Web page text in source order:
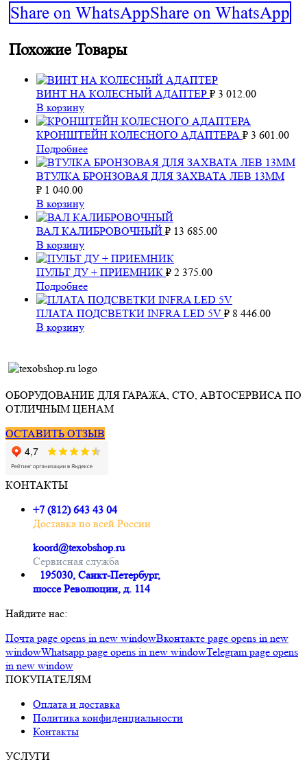
Share on WhatsAppShare on WhatsApp
Похожие Товары
ВИНТ НА КОЛЕСНЫЙ АДАПТЕР ₽ 3 012.00
В корзину
КРОНШТЕЙН КОЛЕСНОГО АДАПТЕРА ₽ 3 601.00
Подробнее
ВТУЛКА БРОНЗОВАЯ ДЛЯ ЗАХВАТА ЛЕВ 13ММ
₽ 1 040.00
В корзину
ВАЛ КАЛИБРОВОЧНЫЙ ₽ 13 685.00
В корзину
ПУЛЬТ ДУ + ПРИЕМНИК ₽ 2 375.00
Подробнее
ПЛАТА ПОДСВЕТКИ INFRA LED 5V ₽ 8 446.00
В корзину
ОБОРУДОВАНИЕ ДЛЯ ГАРАЖА, СТО, АВТОСЕРВИСА ПО
ОТЛИЧНЫМ ЦЕНАМ
ОСТАВИТЬ ОТЗЫВ
КОНТАКТЫ
+7 (812) 643 43 04
Доставка по всей России
koord@texobshop.ru
Сервисная служба
195030, Санкт-Петербург,
шоссе Революции, д. 114
Найдите нас:
Почта page opens in new windowВконтакте page opens in new
windowWhatsapp page opens in new windowTelegram page opens
in new window
ПОКУПАТЕЛЯМ
Оплата и доставка
Политика конфиденциальности
Контакты
УСЛУГИ